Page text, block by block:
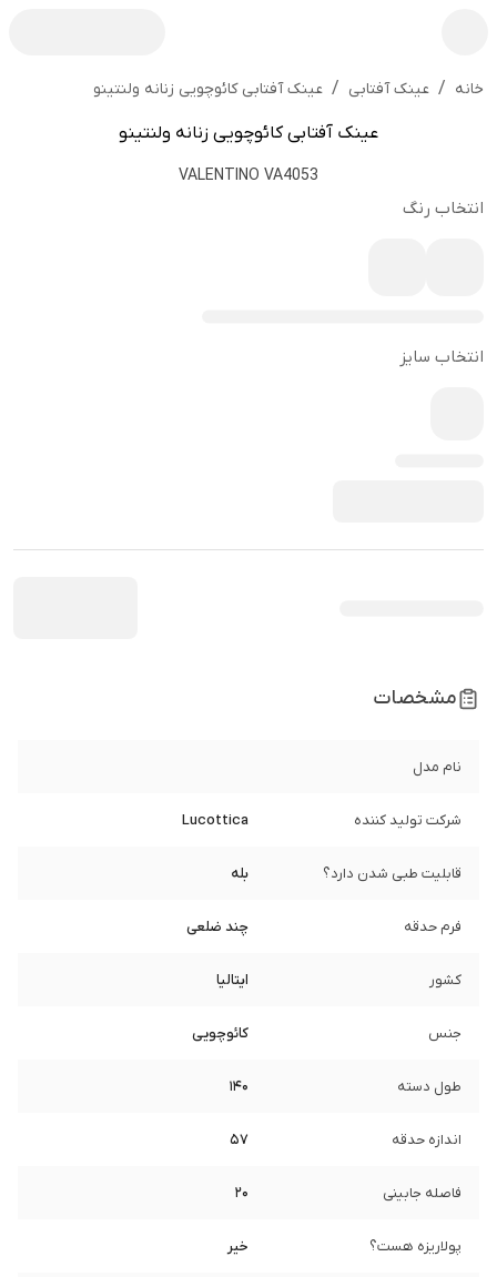
خانه / عینک آفتابی / عینک آفتابی کائوچویی زنانه ولنتینو
عینک آفتابی کائوچویی زنانه ولنتینو
VALENTINO VA4053
انتخاب رنگ
انتخاب سایز
مشخصات
نام مدل
شرکت تولید کننده Lucottica
قابلیت طبی شدن دارد؟ بله
فرم حدقه چند ضلعی
کشور ایتالیا
جنس کائوچویی
طول دسته 140
اندازه حدقه 57
فاصله جابینی 20
پولاریزه هست؟ خیر